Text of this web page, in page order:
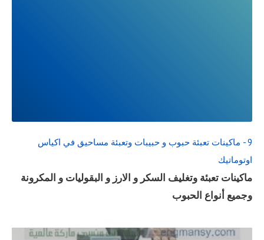
9 - ماكينات تعبئة حبوب و حبيبات وتعبئة مساحيق في اكياس
اوتوماتيك
ماكينات تعبئة وتغليف السكر و الارز و البقوليات و المكرونة
وجميع أنواع الحبوب